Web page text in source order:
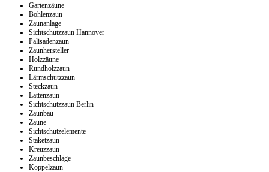
Gartenzäune
Bohlenzaun
Zaunanlage
Sichtschutzzaun Hannover
Palisadenzaun
Zaunhersteller
Holzzäune
Rundholzzaun
Lärmschutzzaun
Steckzaun
Lattenzaun
Sichtschutzzaun Berlin
Zaunbau
Zäune
Sichtschutzelemente
Staketzaun
Kreuzzaun
Zaunbeschläge
Koppelzaun